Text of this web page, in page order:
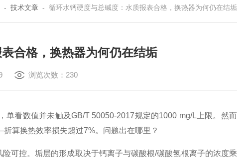
- 技术文章 - 循环水钙硬度与总碱度：水质报表合格，换热器为何仍在结垢
合格，换热器为何仍在结垢
浏览次数：230
看数值并未触及GB/T 50050-2017规定的1000 mg/L上限。然而
算换热效率损失超过7%。问题出在哪里？
可控。垢层的形成取决于钙离子与碳酸根/碳酸氢根离子的浓度乘